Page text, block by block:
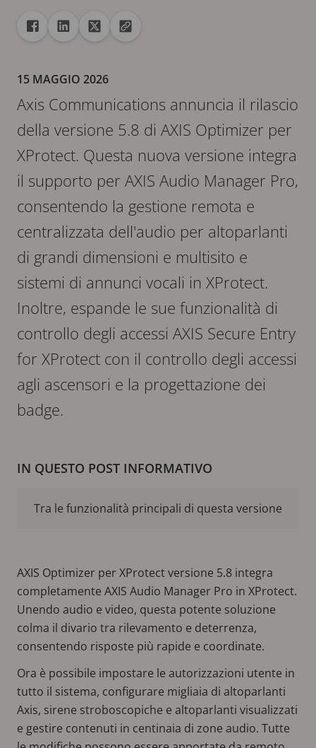
Condivisione
Condividi con Facebook
Condividi con Linkedin
Condividi con X
Copia URL negli Appunti
15 MAGGIO 2026
Axis Communications annuncia il rilascio
della versione 5.8 di AXIS Optimizer per
XProtect. Questa nuova versione integra
il supporto per AXIS Audio Manager Pro,
consentendo la gestione remota e
centralizzata dell'audio per altoparlanti
di grandi dimensioni e multisito e
sistemi di annunci vocali in XProtect.
Inoltre, espande le sue funzionalità di
controllo degli accessi AXIS Secure Entry
for XProtect con il controllo degli accessi
agli ascensori e la progettazione dei
badge.
IN QUESTO POST INFORMATIVO
Tra le funzionalità principali di questa versione
AXIS Optimizer per XProtect versione 5.8 integra
completamente AXIS Audio Manager Pro in XProtect.
Unendo audio e video, questa potente soluzione
colma il divario tra rilevamento e deterrenza,
consentendo risposte più rapide e coordinate.
Ora è possibile impostare le autorizzazioni utente in
tutto il sistema, configurare migliaia di altoparlanti
Axis, sirene stroboscopiche e altoparlanti visualizzati
e gestire contenuti in centinaia di zone audio. Tutte